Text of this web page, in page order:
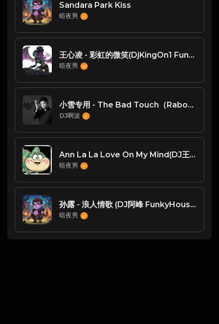
Sandara Park Kiss
暗夜男
王心凌 - 彩虹的微笑(DjKingOn1 FunkyHouse Rmx 2024)
暗夜男
小雪专用 - The Bad Touch（RaboChow阿波 VIP FkHouse 2023）
DJ啊波
Ann La La Love On My Mind(DJ王公子 Mix)
暗夜男
孙露 - 浪人情歌 (DJ阿峰 FunkyHouse Mix)
暗夜男